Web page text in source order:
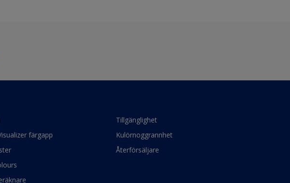
färgapp
Tillgänglighet
Kulörnoggrannhet
Återförsäljare